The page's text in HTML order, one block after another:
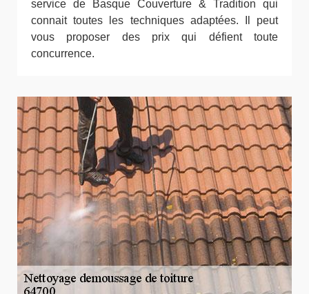
service de Basque Couverture & Tradition qui
connait toutes les techniques adaptées. Il peut
vous proposer des prix qui défient toute
concurrence.